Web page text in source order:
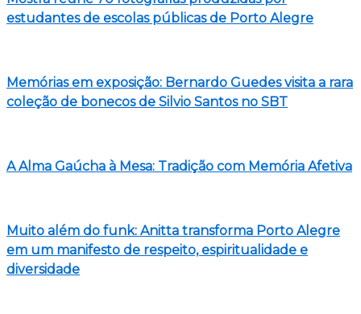
estudantes de escolas públicas de Porto Alegre
Memórias em exposição: Bernardo Guedes visita a rara
coleção de bonecos de Silvio Santos no SBT
A Alma Gaúcha à Mesa: Tradição com Memória Afetiva
Muito além do funk: Anitta transforma Porto Alegre
em um manifesto de respeito, espiritualidade e
diversidade